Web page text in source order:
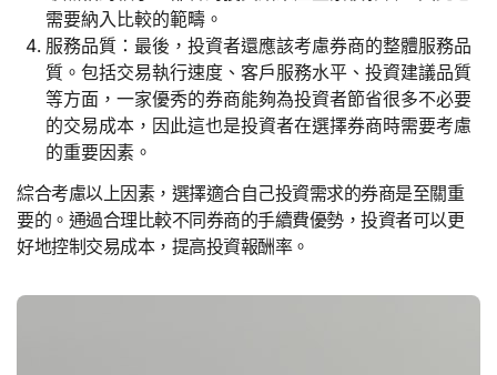
需要納入比較的範疇。
服務品質：最後，投資者還應該考慮券商的整體服務品
質。包括交易執行速度、客戶服務水平、投資建議品質
等方面，一家優秀的券商能夠為投資者節省很多不必要
的交易成本，因此這也是投資者在選擇券商時需要考慮
的重要因素。
綜合考慮以上因素，選擇適合自己投資需求的券商是至關重
要的。通過合理比較不同券商的手續費優勢，投資者可以更
好地控制交易成本，提高投資報酬率。